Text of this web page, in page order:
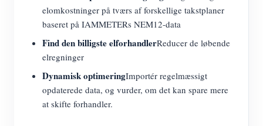
elomkostninger på tværs af forskellige takstplaner
baseret på IAMMETERs NEM12-data
Find den billigste elforhandlerReducer de løbende
elregninger
Dynamisk optimeringImportér regelmæssigt
opdaterede data, og vurder, om det kan spare mere
at skifte forhandler.